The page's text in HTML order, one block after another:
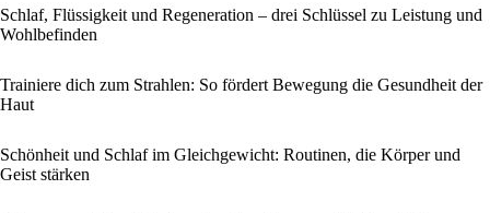
Schlaf, Flüssigkeit und Regeneration – drei Schlüssel zu Leistung und
Wohlbefinden
Trainiere dich zum Strahlen: So fördert Bewegung die Gesundheit der
Haut
Schönheit und Schlaf im Gleichgewicht: Routinen, die Körper und
Geist stärken